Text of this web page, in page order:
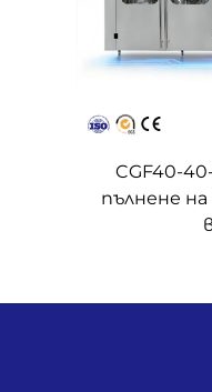
CGF40-
пълнене